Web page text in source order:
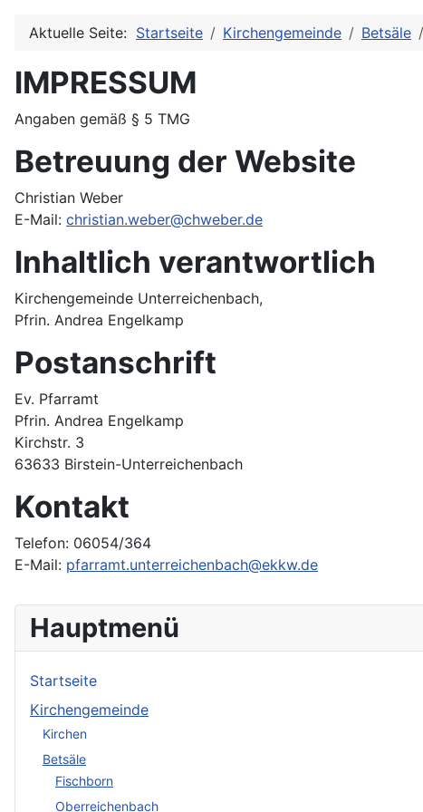
Hauptmenü
Startseite
Kirchengemeinde
Kirchen
Betsäle
Fischborn
Oberreichenbach
Aktuelle Seite: Startseite Kirchengemeinde Betsäle
IMPRESSUM
Angaben gemäß § 5 TMG
Betreuung der Website
Christian Weber
E-Mail: christian.weber@chweber.de
Inhaltlich verantwortlich
Kirchengemeinde Unterreichenbach,
Pfrin. Andrea Engelkamp
Postanschrift
Ev. Pfarramt
Pfrin. Andrea Engelkamp
Kirchstr. 3
63633 Birstein-Unterreichenbach
Kontakt
Telefon: 06054/364
E-Mail: pfarramt.unterreichenbach@ekkw.de